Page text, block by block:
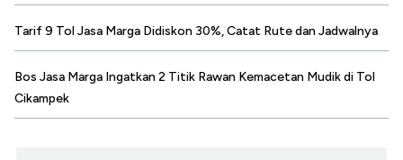
Tarif 9 Tol Jasa Marga Didiskon 30%, Catat Rute dan Jadwalnya
Bos Jasa Marga Ingatkan 2 Titik Rawan Kemacetan Mudik di Tol
Cikampek